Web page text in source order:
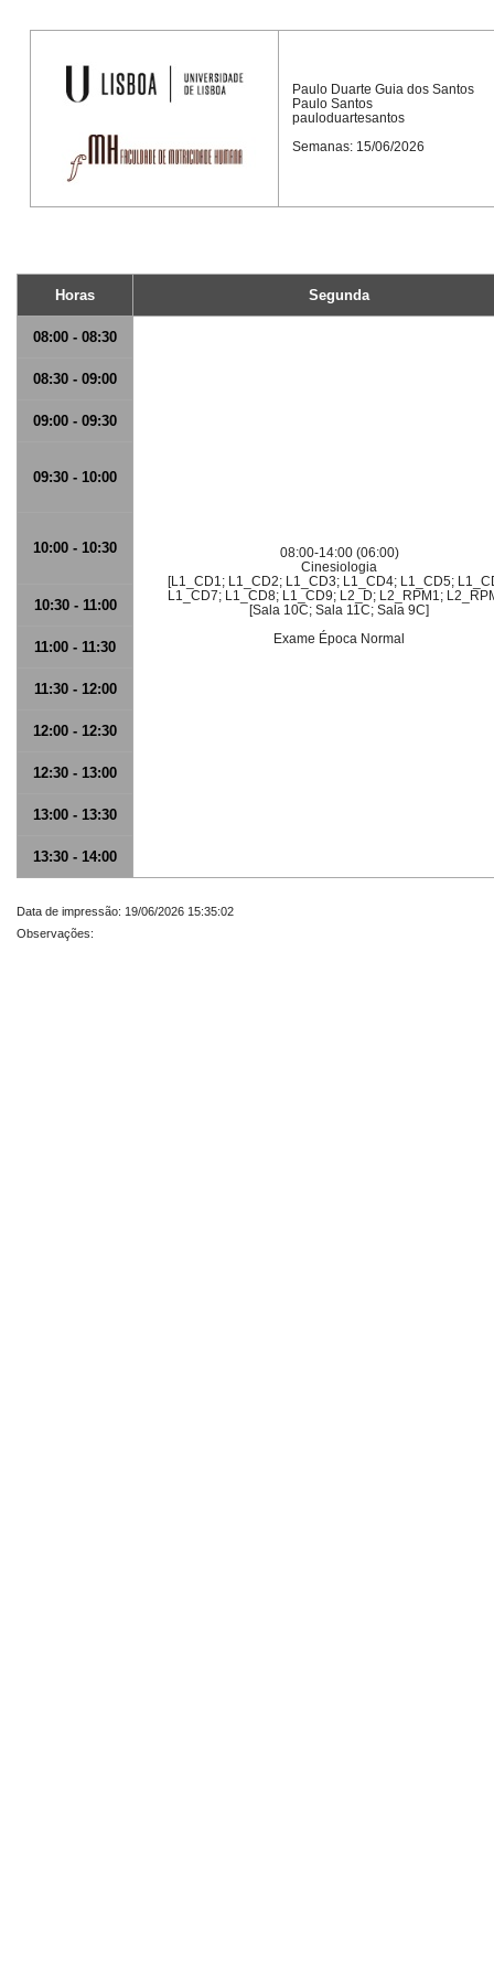
Paulo Duarte Guia dos Santos
Paulo Santos
pauloduartesantos
Semanas: 15/06/2026
Horas Segunda
08:00 - 08:30
08:00-14:00 (06:00)
Cinesiologia
[L1_CD1; L1_CD2; L1_CD3; L1_CD4; L1_CD5;
L1_CD7; L1_CD8; L1_CD9; L2_D; L2_RPM1;
[Sala 10C; Sala 11C; Sala 9C]
Exame Época Normal
08:30 - 09:00
09:00 - 09:30
09:30 - 10:00
10:00 - 10:30
10:30 - 11:00
11:00 - 11:30
11:30 - 12:00
12:00 - 12:30
12:30 - 13:00
13:00 - 13:30
13:30 - 14:00
Data de impressão: 19/06/2026 15:35:02
Observações: